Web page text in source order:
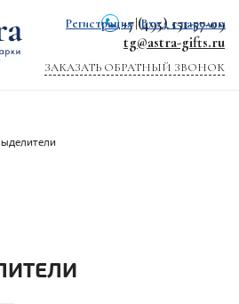
+7 (495) 151-57-09
tg@astra-gifts.ru
ЗАКАЗАТЬ ОБРАТНЫЙ ЗВОНОК
Регистрация Вход с паролем